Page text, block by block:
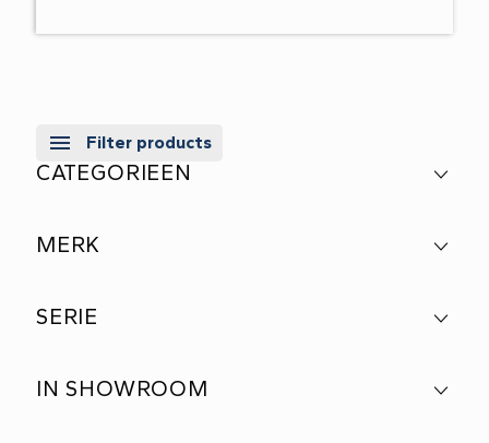
Filter products
CATEGORIEEN
MERK
SERIE
IN SHOWROOM